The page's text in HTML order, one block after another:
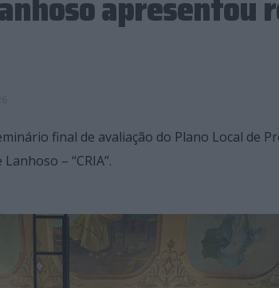
final de avaliação do Plano Local de
– “CRIA”.